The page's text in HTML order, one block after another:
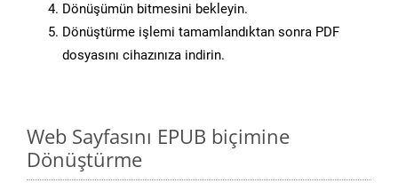
Dönüşümün bitmesini bekleyin.
Dönüştürme işlemi tamamlandıktan sonra PDF
dosyasını cihazınıza indirin.
Web Sayfasını EPUB biçimine
Dönüştürme